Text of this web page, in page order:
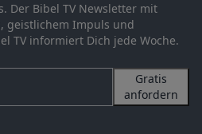
Der Bibel TV Newsletter mit
geistlichem Impuls und
TV informiert Dich jede Woche.
Gratis
anfordern